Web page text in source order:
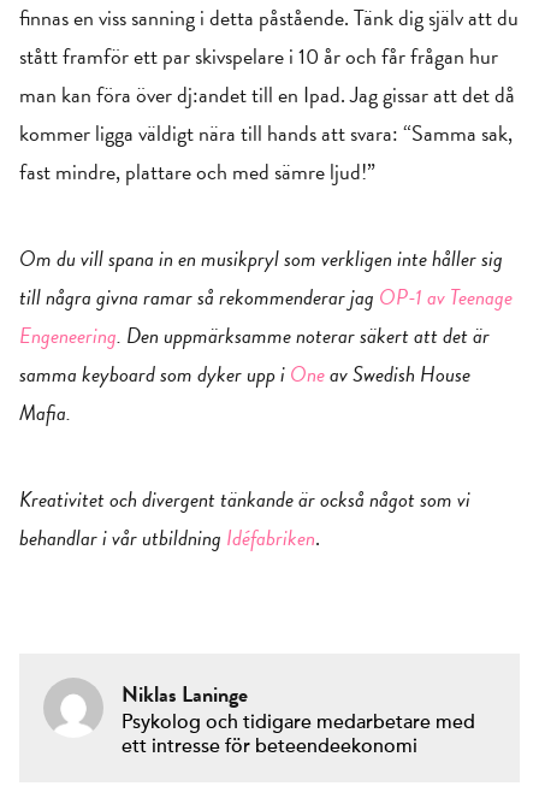
finnas en viss sanning i detta påstående. Tänk dig själv att du
stått framför ett par skivspelare i 10 år och får frågan hur
man kan föra över dj:andet till en Ipad. Jag gissar att det då
kommer ligga väldigt nära till hands att svara: “Samma sak,
fast mindre, plattare och med sämre ljud!”
Om du vill spana in en musikpryl som verkligen inte håller sig
till några givna ramar så rekommenderar jag OP-1 av Teenage
Engeneering. Den uppmärksamme noterar säkert att det är
samma keyboard som dyker upp iOneav Swedish House
Mafia.
Kreativitet och divergent tänkande är också något som vi
behandlar i vår utbildning Idéfabriken.
Niklas Laninge
Psykolog och tidigare medarbetare med
ett intresse för beteendeekonomi